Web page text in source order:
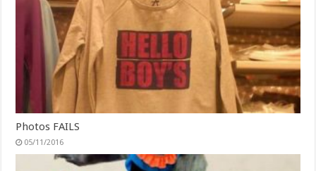
Photos FAILS
05/11/2016